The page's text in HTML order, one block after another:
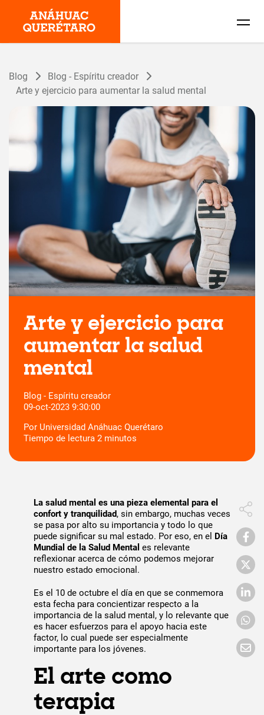
Blog
Blog - Espíritu creador
Arte y ejercicio para aumentar la salud mental
Arte y ejercicio para
aumentar la salud
mental
Blog - Espíritu creador
09-oct-2023 9:30:00
Por Universidad Anáhuac Querétaro
Tiempo de lectura 2 minutos
La salud mental es una pieza elemental para el
confort y tranquilidad, sin embargo, muchas veces
se pasa por alto su importancia y todo lo que
puede significar su mal estado. Por eso, en el Día
Mundial de la Salud Mental es relevante
reflexionar acerca de cómo podemos mejorar
nuestro estado emocional.
Es el 10 de octubre el día en que se conmemora
esta fecha para concientizar respecto a la
importancia de la salud mental, y lo relevante que
es hacer esfuerzos para el apoyo hacia este
factor, lo cual puede ser especialmente
importante para los jóvenes.
El arte como
terapia